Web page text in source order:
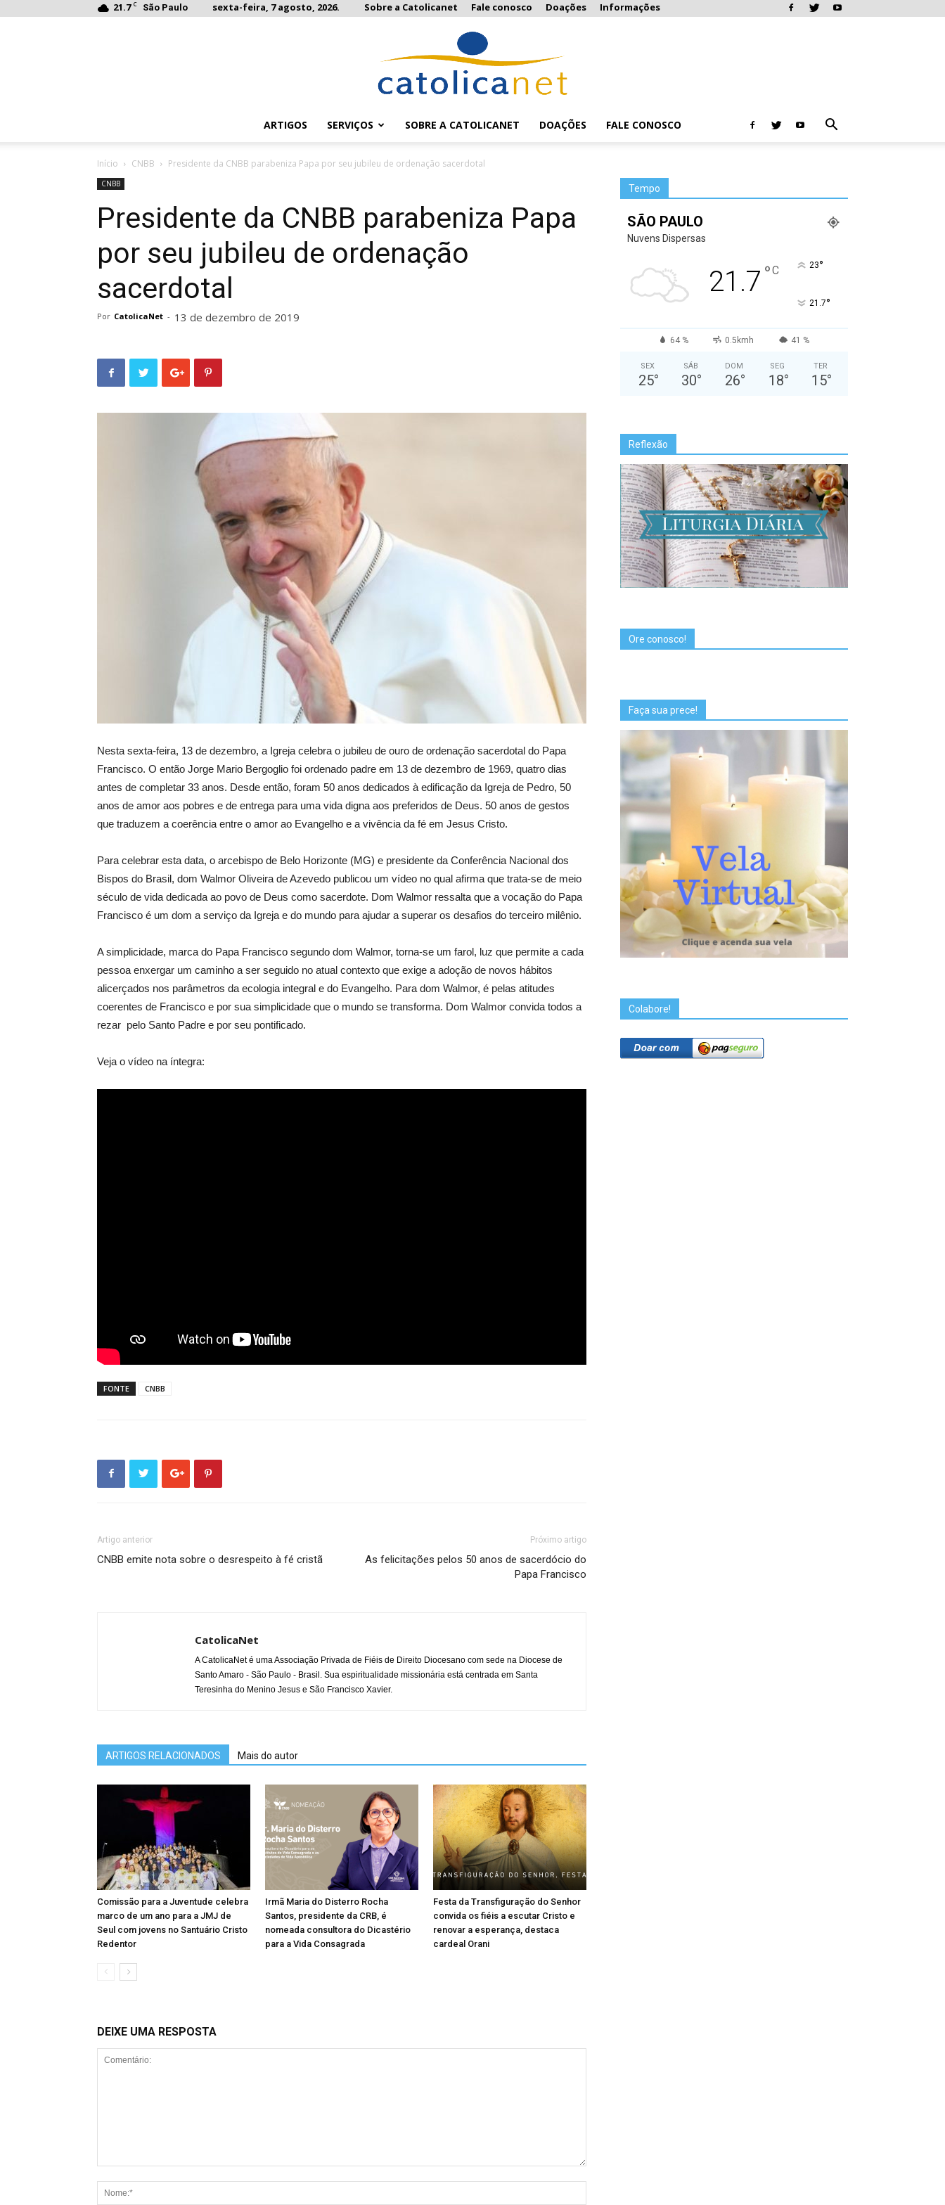
21.7 C São Paulo sexta-feira, 7 agosto, 2026. Sobre a Catolicanet Fale conosco Doações Informações
ARTIGOS SERVIÇOS SOBRE A CATOLICANET DOAÇÕES FALE CONOSCO
Início CNBB Presidente da CNBB parabeniza Papa por seu jubileu de ordenação sacerdotal
CNBB
Presidente da CNBB parabeniza Papa
por seu jubileu de ordenação
sacerdotal
Por CatolicaNet - 13 de dezembro de 2019
Nesta sexta-feira, 13 de dezembro, a Igreja celebra o jubileu de ouro de ordenação sacerdotal do Papa
Francisco. O então Jorge Mario Bergoglio foi ordenado padre em 13 de dezembro de 1969, quatro dias
antes de completar 33 anos. Desde então, foram 50 anos dedicados à edificação da Igreja de Pedro, 50
anos de amor aos pobres e de entrega para uma vida digna aos preferidos de Deus. 50 anos de gestos
que traduzem a coerência entre o amor ao Evangelho e a vivência da fé em Jesus Cristo.
Para celebrar esta data, o arcebispo de Belo Horizonte (MG) e presidente da Conferência Nacional dos
Bispos do Brasil, dom Walmor Oliveira de Azevedo publicou um vídeo no qual afirma que trata-se de meio
século de vida dedicada ao povo de Deus como sacerdote. Dom Walmor ressalta que a vocação do Papa
Francisco é um dom a serviço da Igreja e do mundo para ajudar a superar os desafios do terceiro milênio.
A simplicidade, marca do Papa Francisco segundo dom Walmor, torna-se um farol, luz que permite a cada
pessoa enxergar um caminho a ser seguido no atual contexto que exige a adoção de novos hábitos
alicerçados nos parâmetros da ecologia integral e do Evangelho. Para dom Walmor, é pelas atitudes
coerentes de Francisco e por sua simplicidade que o mundo se transforma. Dom Walmor convida todos a
rezar pelo Santo Padre e por seu pontificado.
Veja o vídeo na íntegra:
FONTE CNBB
Artigo anterior
CNBB emite nota sobre o desrespeito à fé cristã
Próximo artigo
As felicitações pelos 50 anos de sacerdócio do
Papa Francisco
CatolicaNet
A CatolicaNet é uma Associação Privada de Fiéis de Direito Diocesano com sede na Diocese de
Santo Amaro - São Paulo - Brasil. Sua espiritualidade missionária está centrada em Santa
Teresinha do Menino Jesus e São Francisco Xavier.
ARTIGOS RELACIONADOS Mais do autor
Comissão para a Juventude celebra
marco de um ano para a JMJ de
Seul com jovens no Santuário Cristo
Redentor
Irmã Maria do Disterro Rocha
Santos, presidente da CRB, é
nomeada consultora do Dicastério
para a Vida Consagrada
Festa da Transfiguração do Senhor
convida os fiéis a escutar Cristo e
renovar a esperança, destaca
cardeal Orani
DEIXE UMA RESPOSTA
Tempo
SÃO PAULO
Nuvens Dispersas
21.7 °C 23°
21.7°
64 % 0.5kmh 41 %
SEX
25°
SÁB
30°
DOM
26°
SEG
18°
TER
15°
Reflexão
Ore conosco!
Faça sua prece!
Colabore!